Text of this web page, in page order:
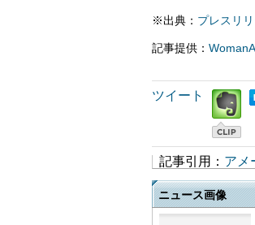
※出典： プレスリ
記事提供：
ツイート
記事引用： アメ
ニュース画像